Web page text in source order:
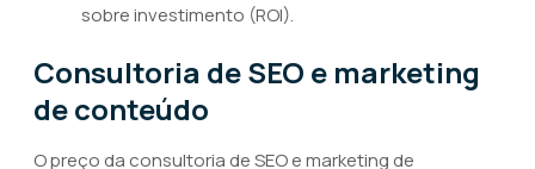
sobre investimento (ROI).
Consultoria de SEO e marketing
de conteúdo
O preço da consultoria de SEO e marketing de